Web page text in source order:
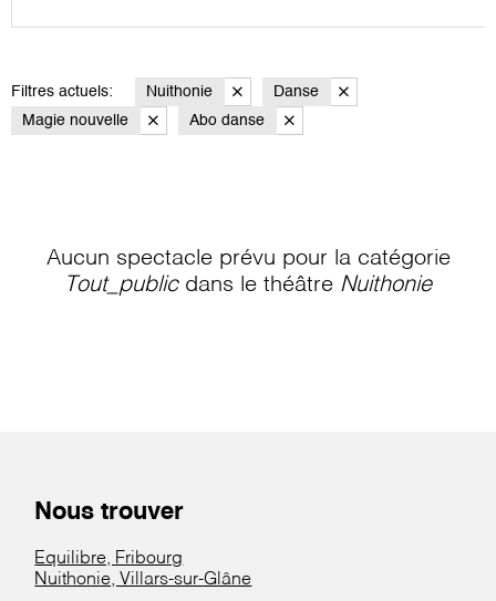
Filtres actuels: Nuithonie
Danse
Magie nouvelle
Abo danse
Aucun spectacle prévu pour la catégorie
Tout_publicdans le théâtre Nuithonie
Nous trouver
Equilibre, Fribourg
Nuithonie, Villars-sur-Glâne